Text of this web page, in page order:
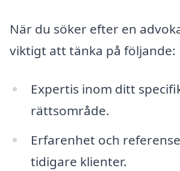
När du söker efter en
viktigt att tänka på följande:
Expertis inom ditt
rättsområde.
Erfarenhet och
tidigare klienter.